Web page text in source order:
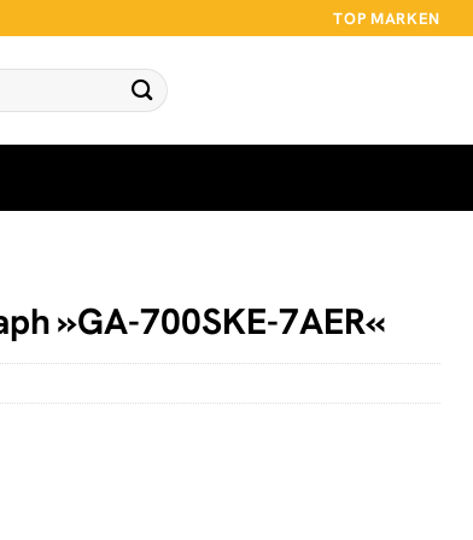
TOP MARKEN
»GA-700SKE-7AER«